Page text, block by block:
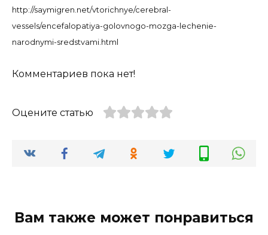
http://saymigren.net/vtorichnye/cerebral-
vessels/encefalopatiya-golovnogo-mozga-lechenie-
narodnymi-sredstvami.html
Комментариев пока нет!
Оцените статью
Вам также может понравиться